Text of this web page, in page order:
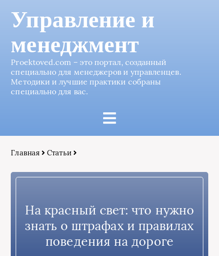
Управление и
менеджмент
Proektoved.com – это портал, созданный
специально для менеджеров и управленцев.
Методики и лучшие практики собраны
специально для вас.
Главная Статьи
На красный свет: что нужно
знать о штрафах и правилах
поведения на дороге